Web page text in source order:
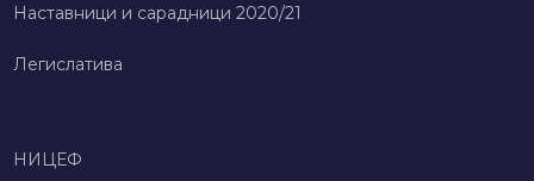
Наставници и сарадници 2020/21
Легислатива
НИЦЕФ